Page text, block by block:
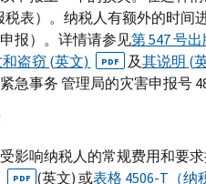
税表）。纳税人有额外的时
报）。详情请参见第 547 号出
盗窃 (英文)
PDF 及其说明 (
急事务 管理局的灾害申报号
影响纳税人的常规费用和要
PDF (英文) 或表格 4506-T （